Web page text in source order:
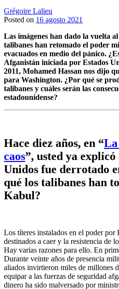
Grégoire Lalieu
Posted on 16 agosto 2021
Las imágenes han dado la vuelta
talibanes han retomado el poder
evacuados en medio del pánico.
Afganistán iniciada por Estados
2011, Mohamed Hassan nos dijo
para Washington. ¿Por qué se
talibanes y cuáles serán las
estadounidense?
Hace diez años, en “La
caos”, usted ya explicó
Unidos fue derrotado
qué los talibanes han
Kabul?
Los títeres instalados en el poder por
destinados a caer y la resistencia de
Hay varias razones para ello. En
Durante veinte años de presencia
aliados invirtieron miles de millones
equipar a las fuerzas de seguridad
dinero ha sido malversado por